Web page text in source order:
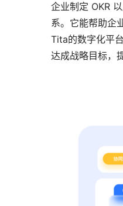
企业制定 OKR
系。它能帮助企
Tita的数字化平
达成战略目标，